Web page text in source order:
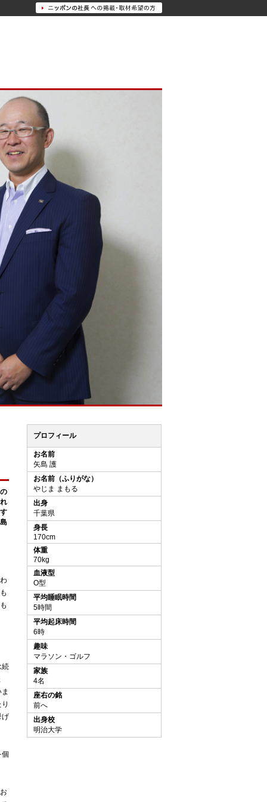
続
げ
プロフィール
お名前
矢島 護
お名前（ふりがな）
やじま まもる
出身
千葉県
身長
170cm
体重
70kg
血液型
O型
平均睡眠時間
5時間
平均起床時間
6時
趣味
マラソン・ゴルフ
家族
4名
座右の銘
前へ
出身校
明治大学